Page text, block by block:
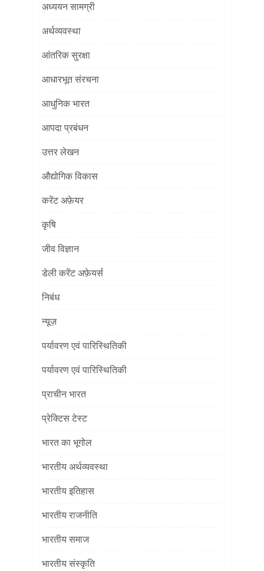
अध्ययन सामग्री
अर्थव्यवस्था
आंतरिक सुरक्षा
आधारभूत संरचना
आधुनिक भारत
आपदा प्रबंधन
उत्तर लेखन
औद्योगिक विकास
करेंट अफ़ेयर
कृषि
जीव विज्ञान
डेली करेंट अफ़ेयर्स
निबंध
न्यूज़
पर्यावरण एवं पारिस्थितिकी
पर्यावरण एवं पारिस्थितिकी
प्राचीन भारत
प्रेक्टिस टेस्ट
भारत का भूगोल
भारतीय अर्थव्यवस्था
भारतीय इतिहास
भारतीय राजनीति
भारतीय समाज
भारतीय संस्कृति